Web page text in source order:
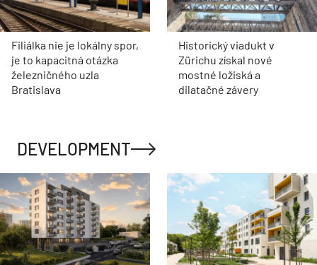
Filiálka nie je lokálny spor,
je to kapacitná otázka
železničného uzla
Bratislava
Historický viadukt v
Zürichu získal nové
mostné ložiská a
dilatačné závery
DEVELOPMENT